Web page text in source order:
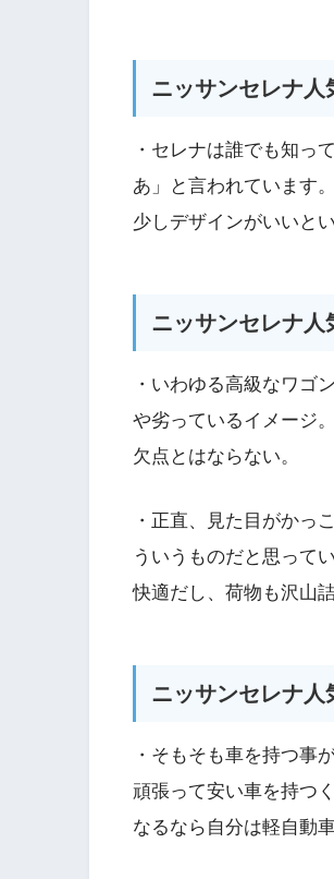
ニッサンセレナ人
・セレナは誰でも知っ
あ」と言われています
少しデザインがいいと
ニッサンセレナ
・いわゆる高級なワゴ
や劣っているイメージ
欠点とはならない。
・正直、見た目がかっ
ういうものだと思って
快適だし、荷物も沢山
ニッサンセレナ人
・そもそも車を持つ事
頑張って安い車を持つ
なるなら自分は軽自動